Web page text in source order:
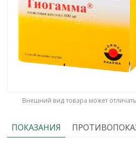
Внешний вид товара может
ПОКАЗАНИЯ